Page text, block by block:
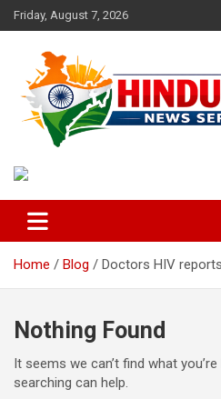
Skip
to
Friday, August 7, 2026
Hindustan News
Home Blog Doctors HIV reports
Nothing Found
It seems we can’t find what
searching can help.